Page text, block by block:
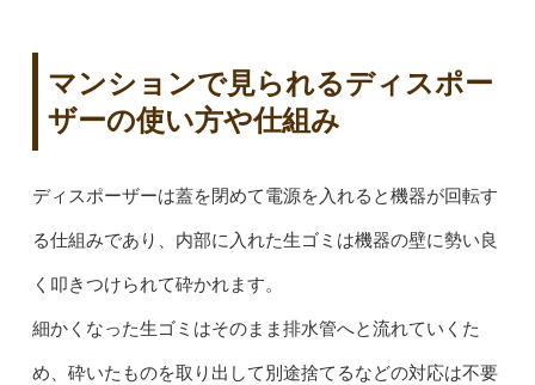
マンションで見られるディスポー
ザーの使い方や仕組み
ディスポーザーは蓋を閉めて電源を入れると機器が回転す
る仕組みであり、内部に入れた生ゴミは機器の壁に勢い良
く叩きつけられて砕かれます。
細かくなった生ゴミはそのまま排水管へと流れていくた
め、砕いたものを取り出して別途捨てるなどの対応は不要